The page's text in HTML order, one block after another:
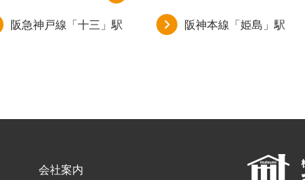
阪急神戸線「十三」駅 阪神本線「姫島」駅
会社案内